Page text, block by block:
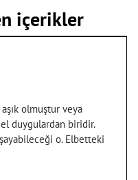
içerikler
olmuştur veya
duygulardan biridir.
o. Elbetteki